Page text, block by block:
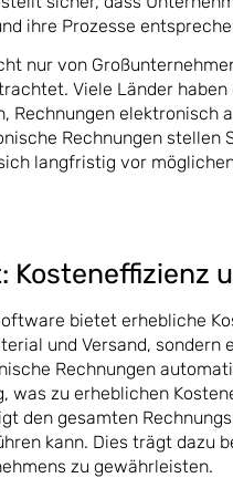
ihre Prozesse
nur von
Viele Länder haben
Rechnungen elektronisch
Rechnungen stellen
langfristig vor
Kosteneffizienz
bietet erhebliche
und Versand,
Rechnungen
was zu erheblichen
den gesamten
kann. Dies trägt dazu
zu gewährleisten.